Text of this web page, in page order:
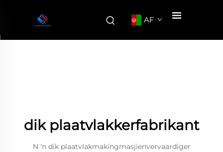
AF
dik plaatvlakkerfabrikant
N 'n dik plaatvlakmakingmasjienvervaardiger